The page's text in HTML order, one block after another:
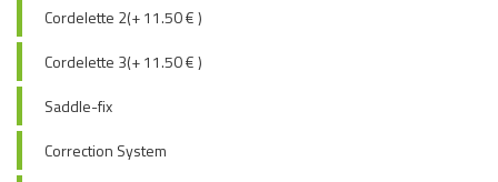
Cordelette 2(+ 11.50 € )
Cordelette 3(+ 11.50 € )
Saddle-fix
Correction System